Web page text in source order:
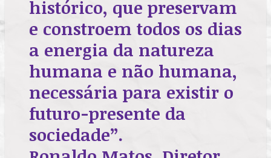
histórico, que preservam
e constroem todos os dias
a energia da natureza
humana e não humana,
necessária para existir o
futuro-presente da
sociedade”.